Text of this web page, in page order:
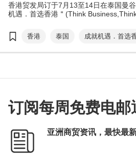
香港贸发局订于7月13至14日在泰国曼
机遇．首选香港＂(Think
香港 泰国 成就机遇．首选
RCEP
区域全面经济伙伴协定
贸易博览会
订阅每周免费电邮
亚洲商贸资讯，最快最